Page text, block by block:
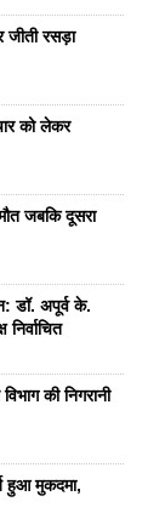
जीती रसड़ा
को लेकर
जबकि दूसरा
डॉ. अपूर्व के.
की निगरानी
हुआ मुकदमा,